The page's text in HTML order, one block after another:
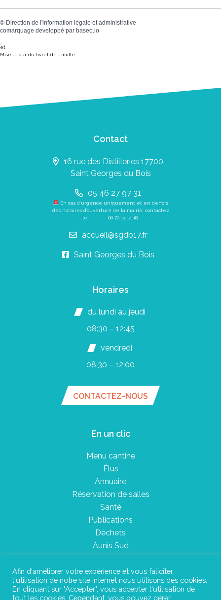
© Direction de l'information légale et administrative
comarquage developpé par baseo.io
et
Mise à jour du livret de famille :
Contact
16 rue des Distilleries 17700
Saint Georges du Bois
05 46 27 97 31
En cas d’urgence uniquement et en dehors
des horaires d’ouverture de la mairie, contactez
le 06 70 13 14 18
accueil@sgdb17.fr
Saint Georges du Bois
Horaires
du lundi au jeudi
08:30 – 12:45
vendredi
08:30 – 12:00
CONTACTEZ-NOUS
En un clic
Menu cantine
Élus
Annuaire
Réservation de salles
Santé
Publications
Déchets
Aunis Sud
Plan du site
Afin d'améliorer votre expérience et vous faliciter
l'utilisation de notre site internet nous utilisons des cookies.
En cliquant sur "Accepter", vous accepter l'utilisation de
tout les cookies. Cependant, vous pouvez gérer